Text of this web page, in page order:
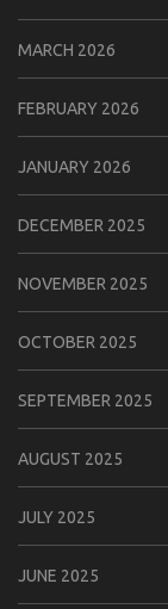
MARCH 2026
FEBRUARY 2026
JANUARY 2026
DECEMBER 2025
NOVEMBER 2025
OCTOBER 2025
SEPTEMBER 2025
AUGUST 2025
JULY 2025
JUNE 2025